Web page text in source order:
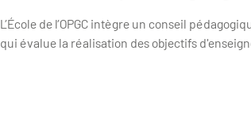
L’École de l’OPGC intègre un conseil
qui évalue la réalisation des objectifs